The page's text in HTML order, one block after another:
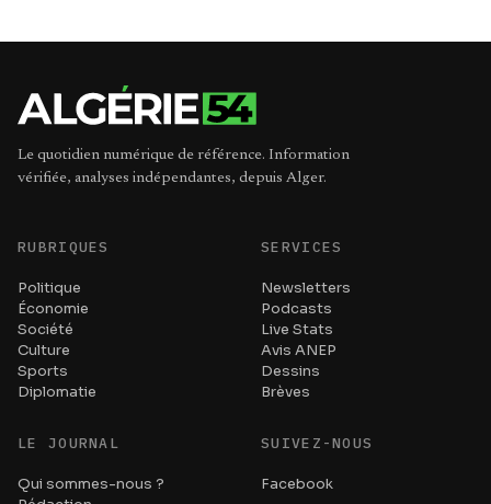
Le quotidien numérique de référence. Information
vérifiée, analyses indépendantes, depuis Alger.
RUBRIQUES
Politique
Économie
Société
Culture
Sports
Diplomatie
SERVICES
Newsletters
Podcasts
Live Stats
Avis ANEP
Dessins
Brèves
LE JOURNAL
Qui sommes-nous ?
SUIVEZ-NOUS
Facebook